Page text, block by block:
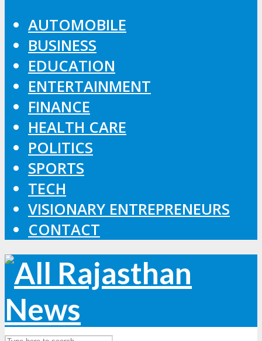
AUTOMOBILE
BUSINESS
EDUCATION
ENTERTAINMENT
FINANCE
HEALTH CARE
POLITICS
SPORTS
TECH
VISIONARY ENTREPRENEURS
CONTACT